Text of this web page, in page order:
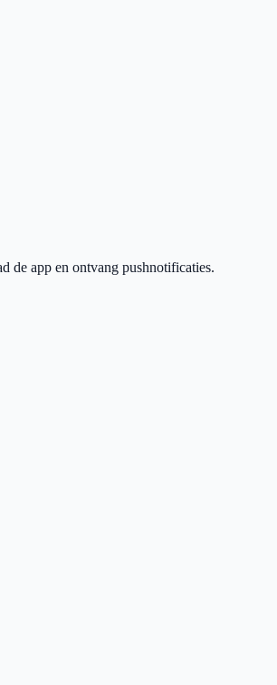
de app en ontvang pushnotificaties.